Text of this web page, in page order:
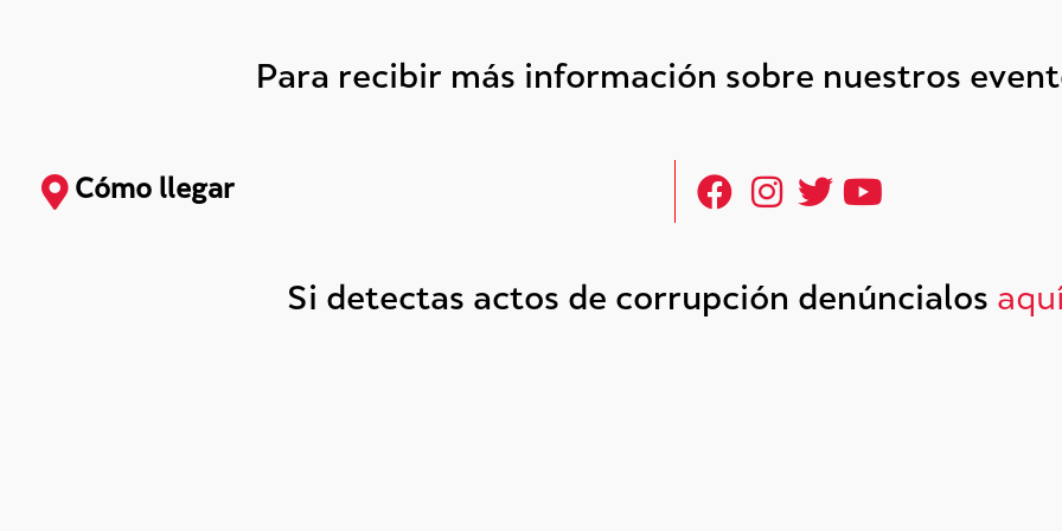
Para recibir más información sobre nuestros
Cómo llegar
Si detectas actos de corrupción denúncialos aquí